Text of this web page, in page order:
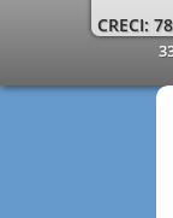
CRECI: